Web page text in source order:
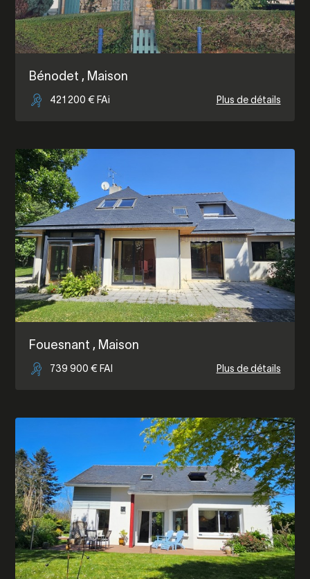
Bénodet , Maison
421 200 € FAi Plus de détails
Fouesnant , Maison
739 900 € FAI Plus de détails